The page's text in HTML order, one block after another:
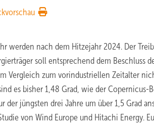
werden nach dem Hitzejahr 2024. Der
soll entsprechend dem Beschluss
Vergleich zum vorindustriellen Zeitalter
es bisher 1,48 Grad, wie der
jüngsten drei Jahre um über 1,5 Grad
von Wind Europe und Hitachi Energy.